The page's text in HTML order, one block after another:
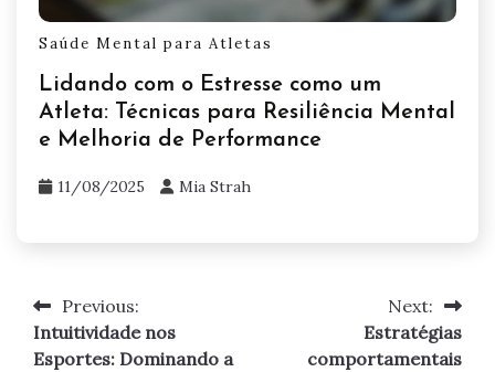
Saúde Mental para Atletas
Lidando com o Estresse como um
Atleta: Técnicas para Resiliência Mental
e Melhoria de Performance
11/08/2025 Mia Strah
Post
navigation
Previous:
Intuitividade nos
Esportes: Dominando a
Next:
Estratégias
comportamentais